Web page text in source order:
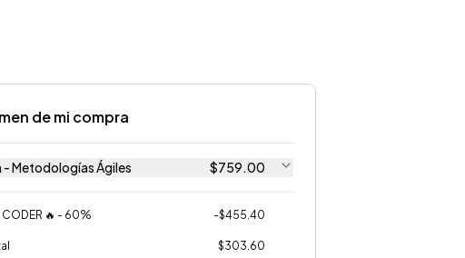
de mi compra
- Metodologías Ágiles $759.00
CODER 🔥 - 60% -$455.40
$303.60